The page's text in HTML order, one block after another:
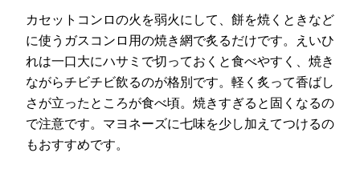
カセットコンロの火を弱火にして、餅を焼くときなど
に使うガスコンロ用の焼き網で炙るだけです。えいひ
れは一口大にハサミで切っておくと食べやすく、焼き
ながらチビチビ飲るのが格別です。軽く炙って香ばし
さが立ったところが食べ頃。焼きすぎると固くなるの
で注意です。マヨネーズに七味を少し加えてつけるの
もおすすめです。